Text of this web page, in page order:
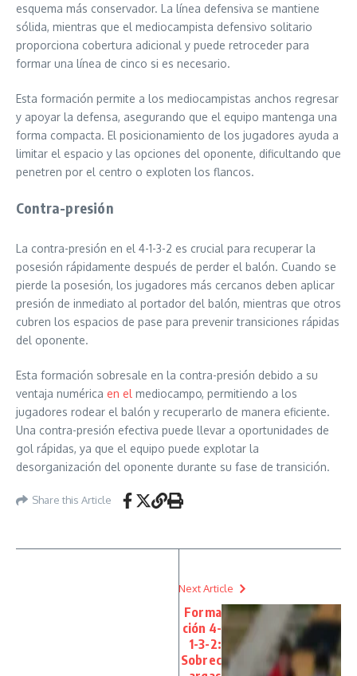
esquema más conservador. La línea defensiva se mantiene
sólida, mientras que el mediocampista defensivo solitario
proporciona cobertura adicional y puede retroceder para
formar una línea de cinco si es necesario.
Esta formación permite a los mediocampistas anchos regresar
y apoyar la defensa, asegurando que el equipo mantenga una
forma compacta. El posicionamiento de los jugadores ayuda a
limitar el espacio y las opciones del oponente, dificultando que
penetren por el centro o exploten los flancos.
Contra-presión
La contra-presión en el 4-1-3-2 es crucial para recuperar la
posesión rápidamente después de perder el balón. Cuando se
pierde la posesión, los jugadores más cercanos deben aplicar
presión de inmediato al portador del balón, mientras que otros
cubren los espacios de pase para prevenir transiciones rápidas
del oponente.
Esta formación sobresale en la contra-presión debido a su
ventaja numérica en el mediocampo, permitiendo a los
jugadores rodear el balón y recuperarlo de manera eficiente.
Una contra-presión efectiva puede llevar a oportunidades de
gol rápidas, ya que el equipo puede explotar la
desorganización del oponente durante su fase de transición.
Share this Article
Next Article
Forma
ción 4-
1-3-2:
Sobrec